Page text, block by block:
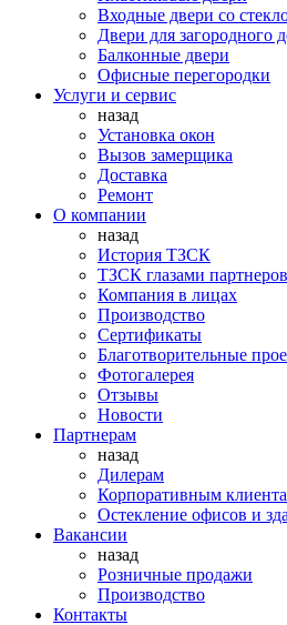
Входные двери со
Двери для загородного
Балконные двери
Офисные перегородки
Услуги и сервис
назад
Установка окон
Вызов замерщика
Доставка
Ремонт
О компании
назад
История ТЗСК
ТЗСК глазами партнеров
Компания в лицах
Производство
Сертификаты
Благотворительные
Фотогалерея
Отзывы
Новости
Партнерам
назад
Дилерам
Корпоративным
Остекление офисов и
Вакансии
назад
Розничные продажи
Производство
Контакты